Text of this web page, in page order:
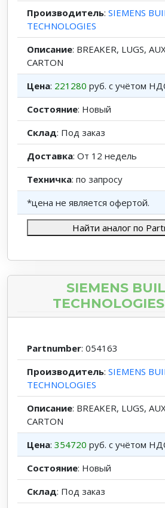
Производитель: SIEMENS
TECHNOLOGIES
Описание: BREAKER, LUGS,
CARTON
Цена: 221280 руб. с учётом
Состояние: Новый
Склад: Под заказ
Доставка: От 12 недель
Техничка: по запросу
*цена не является офертой.
Найти аналог по
SIEMENS
Partnumber: 054163
Производитель: SIEMENS
TECHNOLOGIES
Описание: BREAKER, LUGS,
CARTON
Цена: 354720 руб. с учётом
Состояние: Новый
Склад: Под заказ